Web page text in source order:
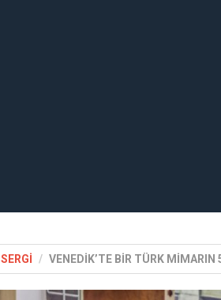
SERGİ VENEDİK’TE BİR TÜRK MİMARIN